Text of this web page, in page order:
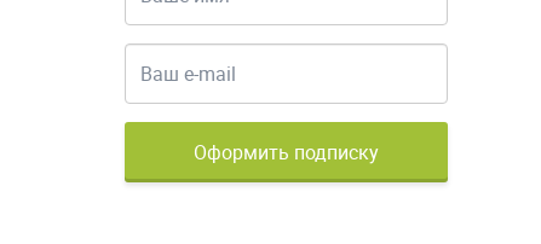
Оформить подписку